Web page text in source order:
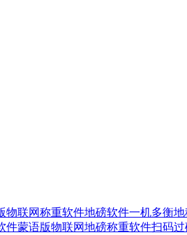
物联网称重软件地磅软件一机多衡
件蒙语版物联网地磅称重软件扫码